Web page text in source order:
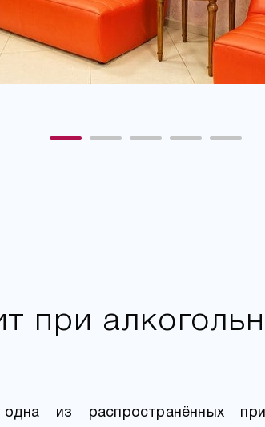
при
из распространённых